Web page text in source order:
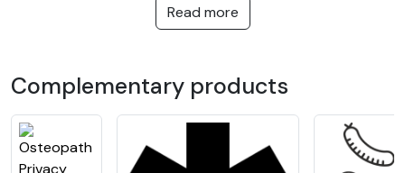
regards indiscrets en laissant passer une lumière
douce. Idéal pour préserver votre intimité sans
extérieurs.
L'avantage du film dépoli :
Couper un vis-à-vis trop important de près et de
loin
Read more
Complementary products